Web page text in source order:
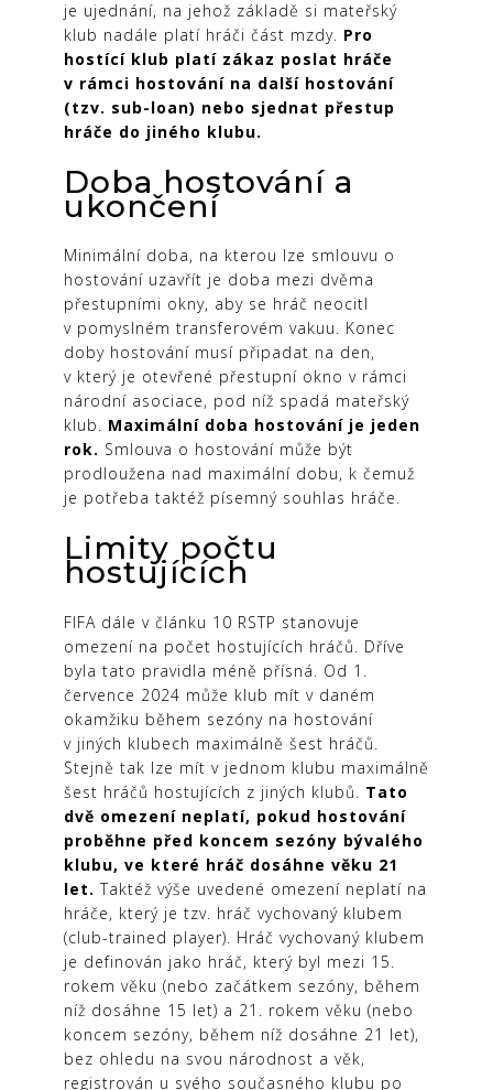
je ujednání, na jehož základě si mateřský
klub nadále platí hráči část mzdy. Pro
hostící klub platí zákaz poslat hráče
v rámci hostování na další hostování
(tzv. sub-loan) nebo sjednat přestup
hráče do jiného klubu.
Doba hostování a
ukončení
Minimální doba, na kterou lze smlouvu o
hostování uzavřít je doba mezi dvěma
přestupními okny, aby se hráč neocitl
v pomyslném transferovém vakuu. Konec
doby hostování musí připadat na den,
v který je otevřené přestupní okno v rámci
národní asociace, pod níž spadá mateřský
klub. Maximální doba hostování je jeden
rok. Smlouva o hostování může být
prodloužena nad maximální dobu, k čemuž
je potřeba taktéž písemný souhlas hráče.
Limity počtu
hostujících
FIFA dále v článku 10 RSTP stanovuje
omezení na počet hostujících hráčů. Dříve
byla tato pravidla méně přísná. Od 1.
července 2024 může klub mít v daném
okamžiku během sezóny na hostování
v jiných klubech maximálně šest hráčů.
Stejně tak lze mít v jednom klubu maximálně
šest hráčů hostujících z jiných klubů. Tato
dvě omezení neplatí, pokud hostování
proběhne před koncem sezóny bývalého
klubu, ve které hráč dosáhne věku 21
let. Taktéž výše uvedené omezení neplatí na
hráče, který je tzv. hráč vychovaný klubem
(club-trained player). Hráč vychovaný klubem
je definován jako hráč, který byl mezi 15.
rokem věku (nebo začátkem sezóny, během
níž dosáhne 15 let) a 21. rokem věku (nebo
koncem sezóny, během níž dosáhne 21 let),
bez ohledu na svou národnost a věk,
registrován u svého současného klubu po